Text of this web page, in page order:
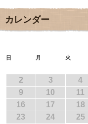
2017年9月
2017年8月
2017年5月
2017年3月(1)
2017年2月(1)
2017年1月(2)
2016年12月(4)
2016年11月(3)
カレンダー
日 月 火
2
3 4
9
10 11
16
17 18
23
24 25